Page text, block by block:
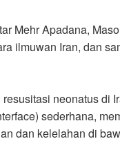
Mehr Apadana,
ilmuwan Iran, dan
neonatus di
sederhana,
dan kelelahan di